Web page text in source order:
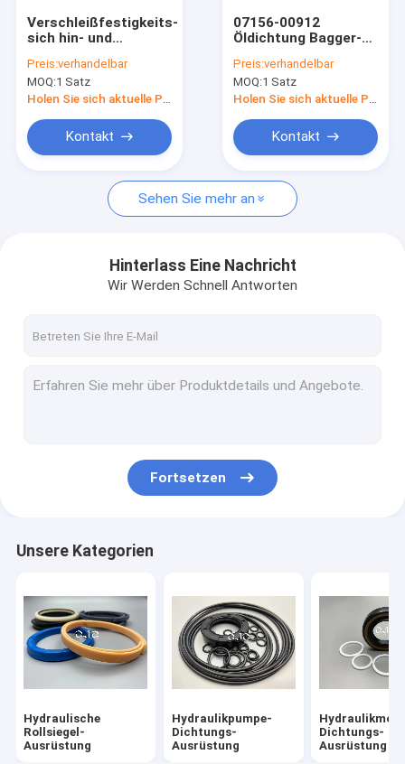
Kontakt mit uns
Neuigkeiten
Hydraulische Rollsiegel-Ausrüstung
Hydraulikpumpe-Dichtungs-Ausrüstung
O Ring Seal Bausatz
Bagger Seal Bausatz
Bahn-Regler-Dichtungs-Ausrüstung
Skelett-Öldichtung
Sich hin- und herbewegende Öldichtung
Verschleißfestigkeits-
sich hin- und
Öldichtungs-
GummiHydraulikbagger
Parts
Preis:verhandelbar
MOQ:1 Satz
Holen Sie sich aktuelle Preis
Kontakt
07156-00912
Öldichtung Bagger-
Phenolics tragende
Ring-WR
Preis:verhandelbar
MOQ:1 Satz
Holen Sie sich aktuelle Preis
Kontakt
Sehen Sie mehr an
Hinterlass Eine Nachricht
Wir Werden Schnell Antworten
Fortsetzen
Unsere Kategorien
Hydraulische
Rollsiegel-
Ausrüstung
Hydraulikpumpe-
Dichtungs-
Ausrüstung
Dichtungs-
Ausrüstung